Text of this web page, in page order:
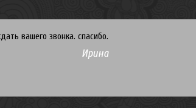
вашего звонка. спасибо.
Ирина